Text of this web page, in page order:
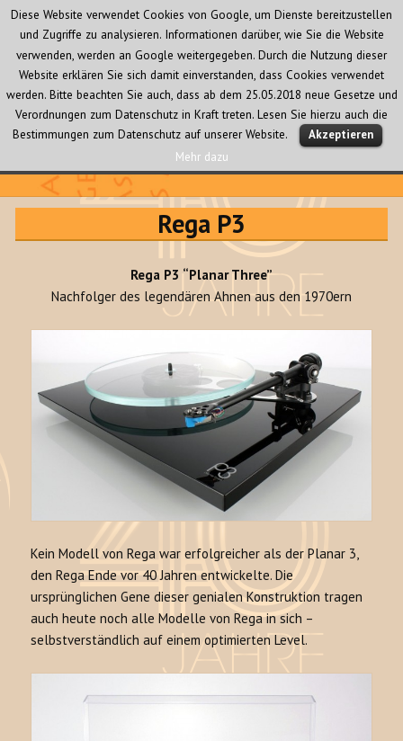
Audio Creativ
MENÜ
UND
Rega P3
Rega P3 “Planar Three”
Nachfolger des legendären Ahnen aus den 1970ern
Kein Modell von Rega war erfolgreicher als der Planar 3,
den Rega Ende vor 40 Jahren entwickelte. Die
ursprünglichen Gene dieser genialen Konstruktion tragen
auch heute noch alle Modelle von Rega in sich –
selbstverständlich auf einem optimierten Level.
Diese Website verwendet Cookies von Google, um Dienste bereitzustellen
und Zugriffe zu analysieren. Informationen darüber, wie Sie die Website
verwenden, werden an Google weitergegeben. Durch die Nutzung dieser
Website erklären Sie sich damit einverstanden, dass Cookies verwendet
werden. Bitte beachten Sie auch, dass ab dem 25.05.2018 neue Gesetze und
Verordnungen zum Datenschutz in Kraft treten. Lesen Sie hierzu auch die
Bestimmungen zum Datenschutz auf unserer Website.
Akzeptieren
Mehr dazu